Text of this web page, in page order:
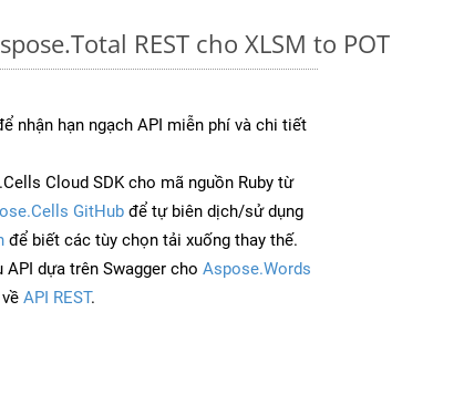
REST cho XLSM to POT
nhận hạn ngạch API miễn phí và chi tiết
Cloud SDK cho mã nguồn Ruby từ
GitHub để tự biên dịch/sử dụng
để biết các tùy chọn tải xuống thay thế.
dựa trên Swagger cho Aspose.Words
API REST.